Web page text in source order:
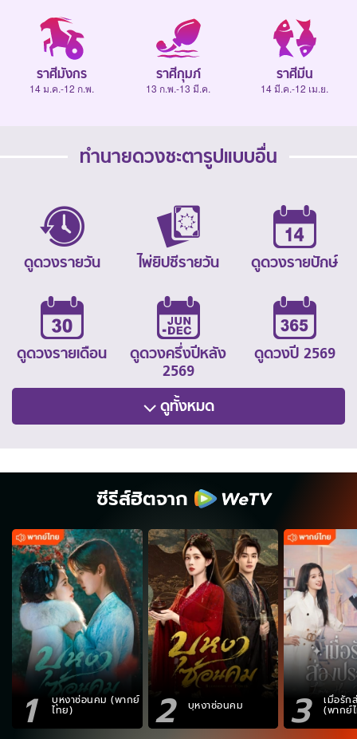
ราศีมังกร
14 ม.ค.-12 ก.พ.
ราศีกุมภ์
13 ก.พ.-13 มี.ค.
ราศีมีน
14 มี.ค.-12 เม.ย.
ทำนายดวงชะตารูปแบบอื่น
ดูดวงรายวัน ไพ่ยิปซีรายวัน ดูดวงรายปักษ์
ดูดวงรายเดือน
ดูดวงครึ่งปีหลัง
2569
ดูดวงปี 2569
ดูทั้งหมด
ซีรีส์ฮิตจาก
1 บุหงาซ่อนคม (พากย์
ไทย) 2 บุหงาซ่อนคม 3 เมื่อรัก
(พากย์